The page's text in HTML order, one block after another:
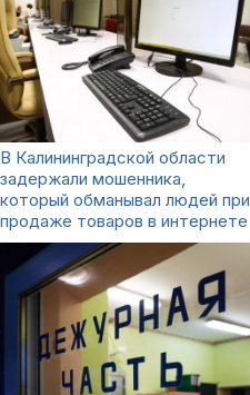
В Калининградской области
задержали мошенника,
который обманывал людей при
продаже товаров в интернете